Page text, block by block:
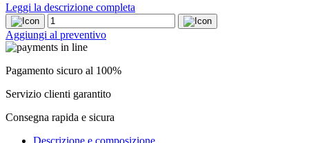
Leggi la descrizione completa
Microscopio
a
marchio
Kaps
Som-
quantity
Aggiungi al preventivo
Pagamento sicuro al 100%
Servizio clienti garantito
Consegna rapida e sicura
Descrizione e composizione